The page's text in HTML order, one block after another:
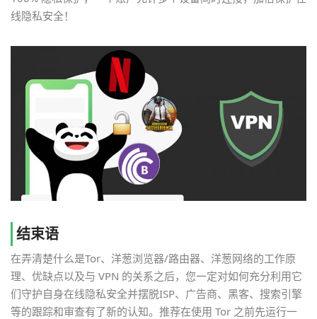
线隐私安全！
结束语
在弄清楚什么是Tor、洋葱浏览器/路由器、洋葱网络的工作原
理、优缺点以及与 VPN 的关系之后，您一定对如何充分利用它
们守护自身在线隐私安全并摆脱ISP、广告商、黑客、搜索引擎
等的跟踪和审查有了新的认知。推荐在使用 Tor 之前先运行一